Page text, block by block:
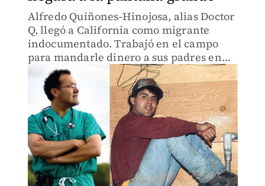
Alfredo Quiñones-Hinojosa, alias Doctor
Q, llegó a California como migrante
indocumentado. Trabajó en el campo
para mandarle dinero a sus padres en
México. Hoy es un cirujano
mundialmente reconocido.